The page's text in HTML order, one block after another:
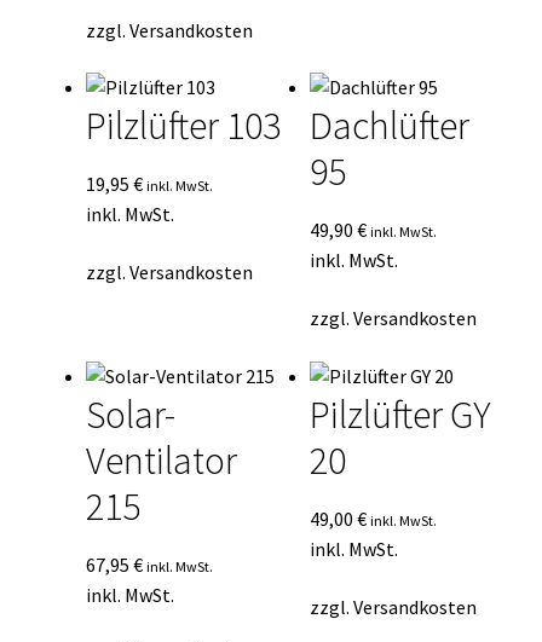
zzgl. Versandkosten
Pilzlüfter 103
19,95 € inkl. MwSt.
inkl. MwSt.
zzgl. Versandkosten
Dachlüfter
95
49,90€ inkl. MwSt.
inkl. MwSt.
zzgl.Versandkosten
Solar-
Ventilator
215
67,95 € inkl. MwSt.
inkl. MwSt.
Pilzlüfter GY
20
49,00€ inkl. MwSt.
inkl. MwSt.
zzgl.Versandkosten